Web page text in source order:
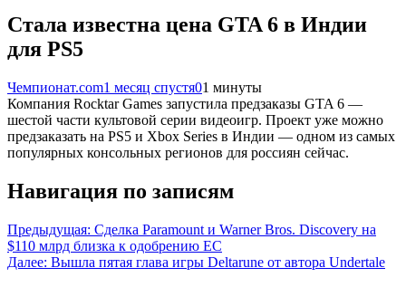
Стала известна цена GTA 6 в Индии
для PS5
Чемпионат.com1 месяц спустя01 минуты
Компания Rocktar Games запустила предзаказы GTA 6 —
шестой части культовой серии видеоигр. Проект уже можно
предзаказать на PS5 и Xbox Series в Индии — одном из самых
популярных консольных регионов для россиян сейчас.
Навигация по записям
Предыдущая: Сделка Paramount и Warner Bros. Discovery на
$110 млрд близка к одобрению ЕС
Далее: Вышла пятая глава игры Deltarune от автора Undertale